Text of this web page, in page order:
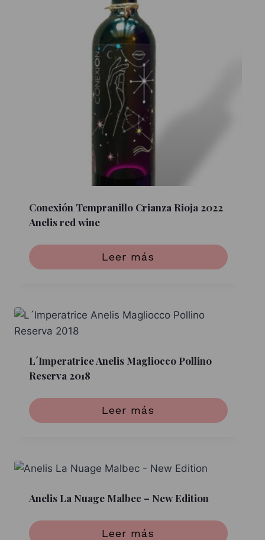
Conexión Tempranillo Crianza Rioja 2022
Anelis red wine
Leer más
L´Imperatrice Anelis Magliocco Pollino
Reserva 2018
Leer más
Anelis La Nuage Malbec – New Edition
Leer más